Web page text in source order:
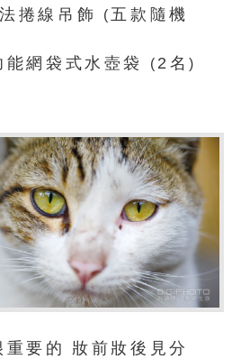
捲線吊飾 ( 五款隨機
網袋式水壺袋 ( 2名)
重要的
妝前妝後見分